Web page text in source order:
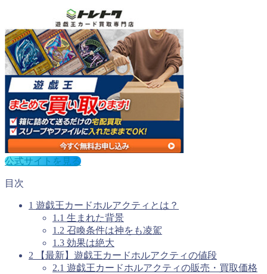
公式サイトを見る
目次
1 遊戯王カードホルアクティとは？
1.1 生まれた背景
1.2 召喚条件は神をも凌駕
1.3 効果は絶大
2 【最新】遊戯王カードホルアクティの値段
2.1 遊戯王カードホルアクティの販売・買取価格